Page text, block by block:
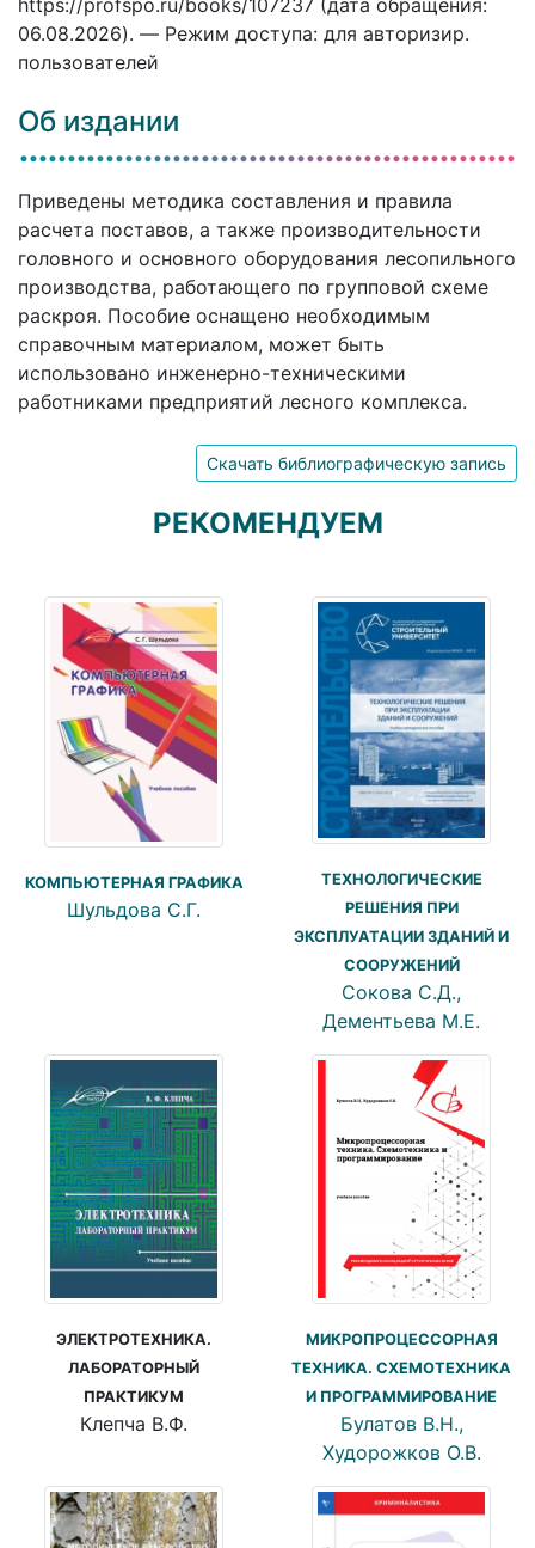
06.08.2026). — Режим доступа: для авторизир.
пользователей
Об издании
Приведены методика составления и правила
расчета поставов, а также производительности
головного и основного оборудования лесопильного
производства, работающего по групповой схеме
раскроя. Пособие оснащено необходимым
справочным материалом, может быть
использовано инженерно-техническими
работниками предприятий лесного комплекса.
Скачать библиографическую запись
РЕКОМЕНДУЕМ
КОМПЬЮТЕРНАЯ ГРАФИКА
Шульдова С.Г.
ТЕХНОЛОГИЧЕСКИЕ
РЕШЕНИЯ ПРИ
ЭКСПЛУАТАЦИИ ЗДАНИЙ И
СООРУЖЕНИЙ
Сокова С.Д.,
Дементьева М.Е.
ЭЛЕКТРОТЕХНИКА.
ЛАБОРАТОРНЫЙ
ПРАКТИКУМ
Клепча В.Ф.
МИКРОПРОЦЕССОРНАЯ
ТЕХНИКА. СХЕМОТЕХНИКА
И ПРОГРАММИРОВАНИЕ
Булатов В.Н.,
Худорожков О.В.